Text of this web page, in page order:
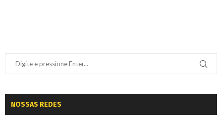
NOSSAS REDES